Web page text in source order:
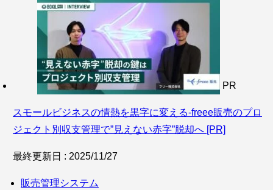
PR
スモールビジネスの情熱を黒字に変える‐freee販売のプロ
ジェクト別収支管理で”見えない赤字”脱却へ [PR]
最終更新日 : 2025/11/27
販売管理システム